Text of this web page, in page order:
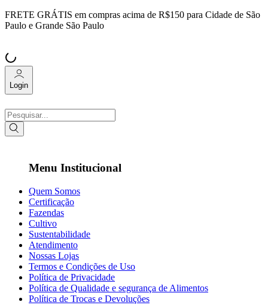
FRETE GRÁTIS em compras acima de R$150 para Cidade de São
Paulo e Grande São Paulo
Login
Menu Institucional
Quem Somos
Certificação
Fazendas
Cultivo
Sustentabilidade
Atendimento
Nossas Lojas
Termos e Condições de Uso
Política de Privacidade
Política de Qualidade e segurança de Alimentos
Política de Trocas e Devoluções